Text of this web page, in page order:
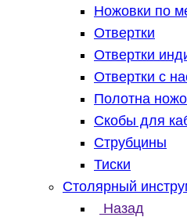
Ножовки по
Отвертки
Отвертки
Отвертки с
Полотна
Скобы для
Струбцины
Тиски
Столярный
Назад